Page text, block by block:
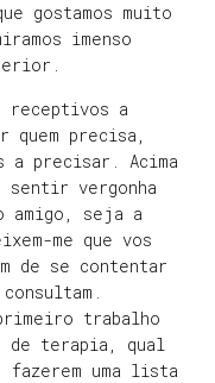
gostamos muito
imenso
receptivos a
precisa,
a precisar. Acima
vergonha
amigo, seja a
me que vos
de se contentar
trabalho
de terapia, qual
fazerem uma lista